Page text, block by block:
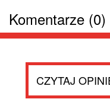
Komentarze (0)
CZYTAJ